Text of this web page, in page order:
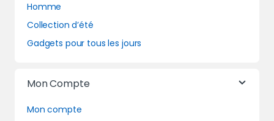
Homme
Collection d’été
Gadgets pour tous les jours
Mon Compte
Mon compte